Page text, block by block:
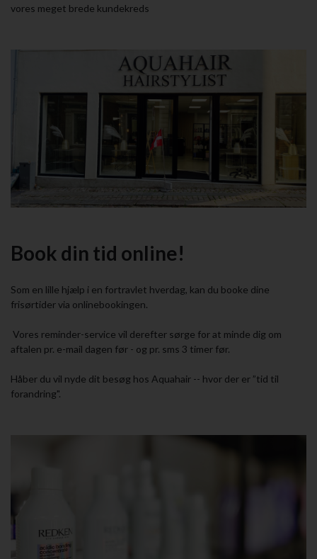
vores meget brede kundekreds
Book din tid online!
Som en lille hjælp i en fortravlet hverdag, kan du booke dine
frisørtider via onlinebookingen.
Vores reminder-service vil derefter sørge for at minde dig om
aftalen pr. e-mail dagen før - og pr. sms 3 timer før.
Håber du vil nyde dit besøg hos Aquahair -- hvor der er ”tid til
forandring".